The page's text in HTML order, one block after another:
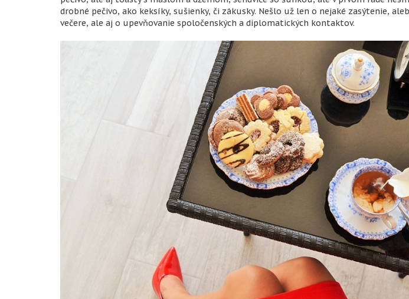
drobné pečivo, ako keksíky, sušienky, či zákusky. Nešlo už len o nejaké zasýtenie,
večere, ale aj o upevňovanie spoločenských a diplomatických kontaktov.